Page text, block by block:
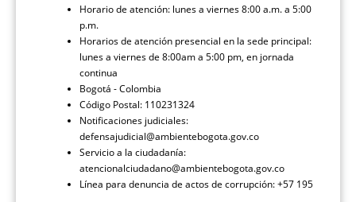
Horario de atención: lunes a viernes 8:00 a.m. a 5:00
p.m.
Horarios de atención presencial en la sede principal:
lunes a viernes de 8:00am a 5:00 pm, en jornada
continua
Bogotá - Colombia
Código Postal: 110231324
Notificaciones judiciales:
defensajudicial@ambientebogota.gov.co
Servicio a la ciudadanía:
atencionalciudadano@ambientebogota.gov.co
Línea para denuncia de actos de corrupción: +57 195